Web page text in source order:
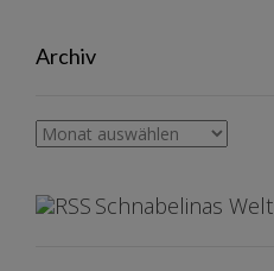
Archiv
Archiv
Schnabelinas Welt